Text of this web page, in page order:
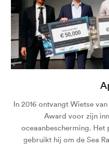
In 2016 ontvangt Wietse
Award voor zijn
oceaanbescherming. Het
gebruikt hij om de Sea